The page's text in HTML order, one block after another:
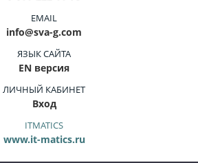
EMAIL
info@sva-g.com
ЯЗЫК САЙТА
EN версия
ЛИЧНЫЙ КАБИНЕТ
Вход
ITMATICS
www.it-matics.ru